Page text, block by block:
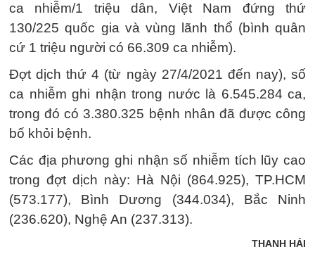
ca nhiễm/1 triệu dân, Việt Nam đứng thứ
130/225 quốc gia và vùng lãnh thổ (bình quân
cứ 1 triệu người có 66.309 ca nhiễm).
Đợt dịch thứ 4 (từ ngày 27/4/2021 đến nay), số
ca nhiễm ghi nhận trong nước là 6.545.284 ca,
trong đó có 3.380.325 bệnh nhân đã được công
bố khỏi bệnh.
Các địa phương ghi nhận số nhiễm tích lũy cao
trong đợt dịch này: Hà Nội (864.925), TP.HCM
(573.177), Bình Dương (344.034), Bắc Ninh
(236.620), Nghệ An (237.313).
THANH HẢI